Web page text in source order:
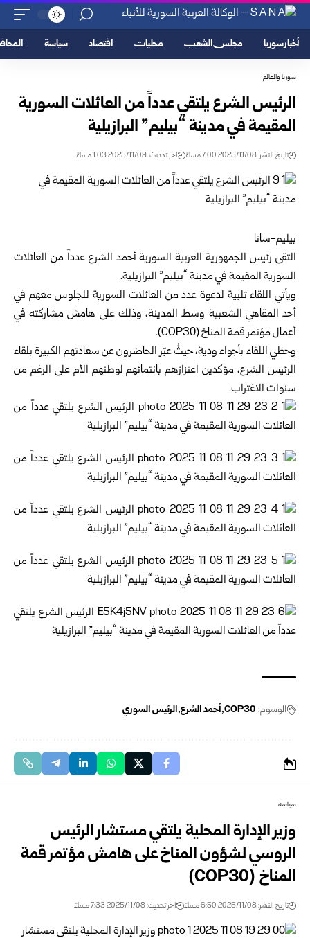
أخبار سوريا مجلس الشعب محليات اقتصاد سياسة
سوريا والعالم
الرئيس الشرع يلتقي عدداً من العائلات السورية
المقيمة في مدينة “بيليم” البرازيلية
تاريخ النشر: 2025/11/08 7:00 مساءً اخر تحديث: 2025/11/09 1:03 مساءً
بيليم-سانا
التقى رئيس الجمهورية العربية السورية أحمد الشرع عدداً من العائلات
السورية المقيمة في مدينة “بيليم” البرازيلية.
ويأتي اللقاء تلبية لدعوة عدد من العائلات السورية للجلوس معهم في
أحد المقاهي الشعبية وسط المدينة، وذلك على هامش مشاركته في
أعمال مؤتمر قمة المناخ (COP30).
وحظي اللقاء بأجواء ودية، حيثُ عبّر الحاضرون عن سعادتهم الكبيرة بلقاء
الرئيس الشرع، مؤكدين اعتزازهم بانتمائهم لوطنهم الأم على الرغم من
سنوات الاغتراب.
الوسوم: COP30 أحمد الشرع الرئيس السوري
سياسة
وزير الإدارة المحلية يلتقي مستشار الرئيس
الروسي لشؤون المناخ على هامش مؤتمر قمة
المناخ (COP30)
تاريخ النشر: 2025/11/08 6:50 مساءً اخر تحديث: 2025/11/08 7:33 مساءً